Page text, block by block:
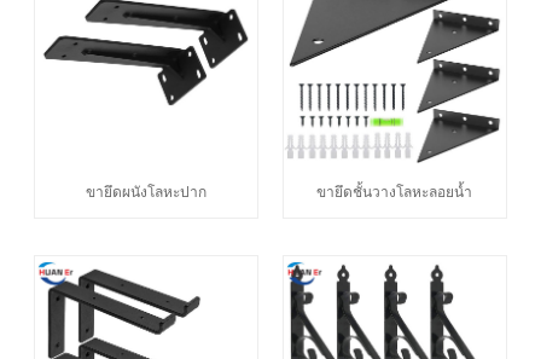
ขายึดผนังโลหะปาก ขายึดชั้นวางโลหะลอยน้ำ